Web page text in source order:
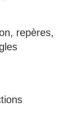
repères,